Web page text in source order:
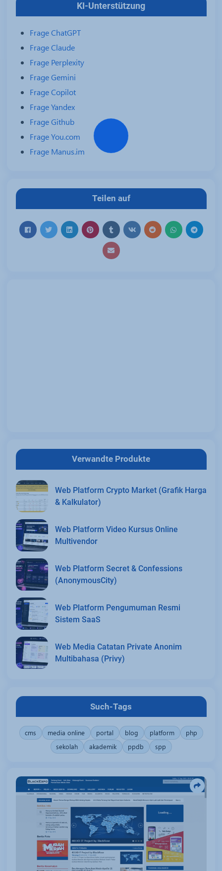
KI-Unterstützung
Frage ChatGPT
Frage Claude
Frage Perplexity
Frage Gemini
Frage Copilot
Frage Yandex
Frage Github
Frage You.com
Frage Manus.im
Teilen auf
Verwandte Produkte
Web Platform Crypto Market (Grafik Harga
& Kalkulator)
Web Platform Video Kursus Online
Multivendor
Web Platform Secret & Confessions
(AnonymousCity)
Web Platform Pengumuman Resmi
Sistem SaaS
Web Media Catatan Private Anonim
Multibahasa (Privy)
Such-Tags
cms media online portal blog platform
php
sekolah
akademik ppdb spp